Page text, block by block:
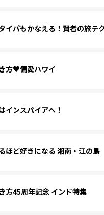
イパもかなえる！賢者の旅テ
方♥偏愛ハワイ
インスパイアへ！
ほど好きになる 湘南・江の島
方45周年記念 インド特集